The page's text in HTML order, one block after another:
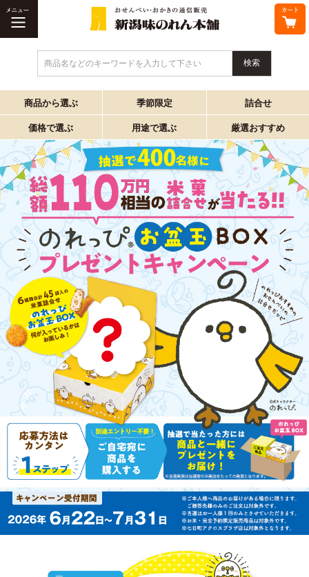
商品名などのキーワードを入力して下さい
商品から選ぶ 季節限定 詰合せ
価格で選ぶ 用途で選ぶ 厳選おすすめ